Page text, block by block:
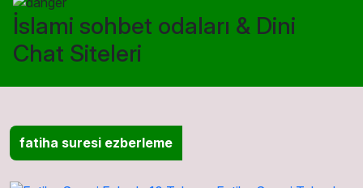
İslami sohbet odaları & Dini
Chat Siteleri
fatiha suresi ezberleme